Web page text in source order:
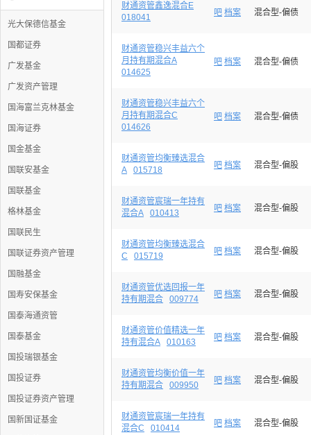
光大保德信基金
国都证券
广发基金
广发资产管理
国海富兰克林基金
国海证券
国金基金
国联安基金
国联基金
格林基金
国联民生
国联证券资产管理
国融基金
国寿安保基金
国泰海通资管
国泰基金
国投瑞银基金
国投证券
国投证券资产管理
国新国证基金
财通资管鑫逸混合E
018041
吧 档案 混合型-偏债
财通资管稳兴丰益六个
月持有期混合A
014625
吧 档案 混合型-偏债
财通资管稳兴丰益六个
月持有期混合C
014626
吧 档案 混合型-偏债
财通资管均衡臻选混合
A
015718 吧 档案 混合型-偏股
财通资管宸瑞一年持有
混合A
010413 吧 档案 混合型-偏股
财通资管均衡臻选混合
C
015719 吧 档案 混合型-偏股
财通资管优选回报一年
持有期混合
009774 吧 档案 混合型-偏股
财通资管价值精选一年
持有混合A
010163 吧 档案 混合型-偏股
财通资管均衡价值一年
持有期混合
009950 吧 档案 混合型-偏股
财通资管宸瑞一年持有
混合C
010414 吧 档案 混合型-偏股